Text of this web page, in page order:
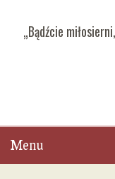
„Bądźcie
Menu